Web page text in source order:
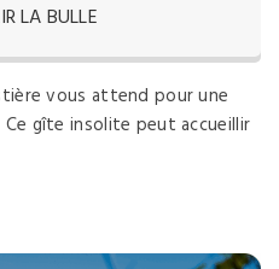
LA BULLE
vous attend pour une
gîte insolite peut accueillir